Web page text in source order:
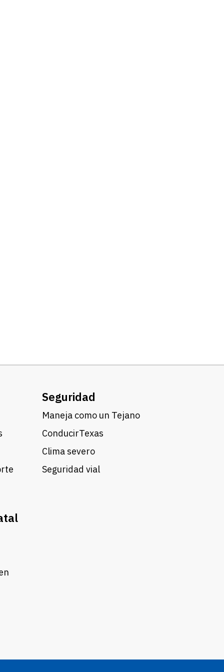
Seguridad
Maneja como un Tejano
ConducirTexas
Clima severo
Seguridad vial